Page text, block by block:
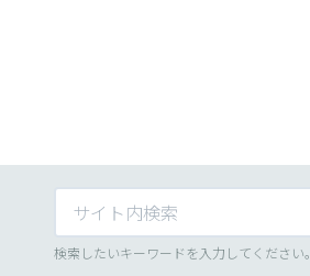
サイト内検索
検索したいキーワードを入力してください。